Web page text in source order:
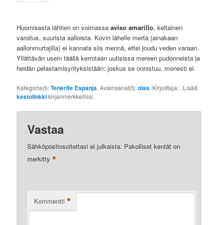
Huomisesta lähtien on voimassaaviso amarillo, keltainen
varoitus, suurista aalloista. Kovin lähelle merta (ainakaan
aallonmurtajilla) ei kannata siis mennä, ettei joudu veden varaan.
Yllättävän usein täällä kerrotaan uutisissa mereen pudonneista ja
heidän pelastamisyrityksistään: joskus se onnistuu, monesti ei.
Kategoria(t):Tenerife Espanja. Avainsanat(t):olas. Kirjoittaja: . Lisää
kestolinkkikirjanmerkkeihisi.
Vastaa
Sähköpostiosoitettasi ei julkaista. Pakolliset kentät on
merkitty*
Kommentti *